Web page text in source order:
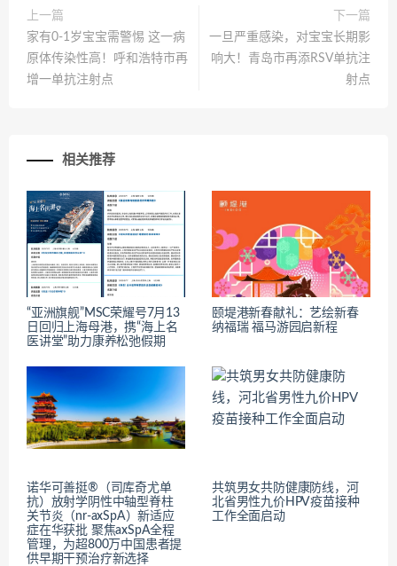
上一篇
家有0-1岁宝宝需警惕 这一病
原体传染性高！呼和浩特市再
增一单抗注射点
下一篇
一旦严重感染，对宝宝长期影
响大！青岛市再添RSV单抗注
射点
相关推荐
“亚洲旗舰”MSC荣耀号7月13
日回归上海母港，携“海上名
医讲堂”助力康养松弛假期
颐堤港新春献礼：艺绘新春
纳福瑞 福马游园启新程
诺华可善挺®（司库奇尤单
抗）放射学阴性中轴型脊柱
关节炎（nr-axSpA）新适应
症在华获批 聚焦axSpA全程
管理，为超800万中国患者提
供早期干预治疗新选择
共筑男女共防健康防线，河
北省男性九价HPV疫苗接种
工作全面启动